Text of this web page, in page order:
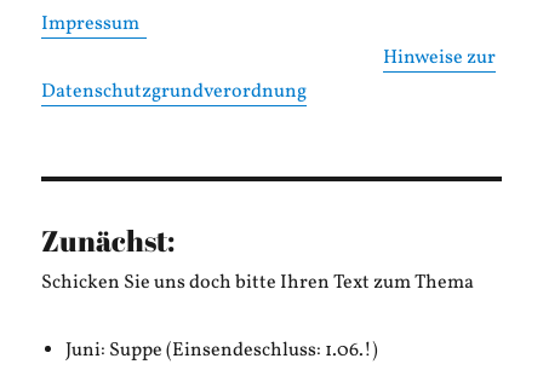
Impressum
Hinweise zur
Datenschutzgrundverordnung
Zunächst:
Schicken Sie uns doch bitte Ihren Text zum Thema
Juni: Suppe (Einsendeschluss: 1.06.!)